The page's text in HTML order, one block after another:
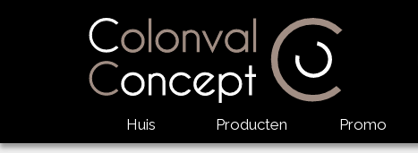
Huis Producten Promo